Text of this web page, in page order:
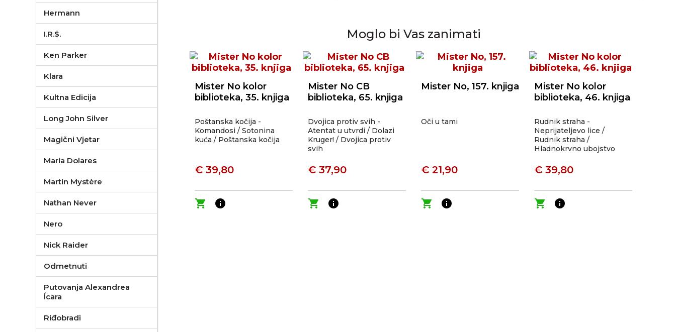
Hermann
I.R.$.
Ken Parker
Klara
Kultna Edicija
Long John Silver
Magični Vjetar
Maria Dolares
Martin Mystère
Nathan Never
Nero
Nick Raider
Odmetnuti
Putovanja Alexandrea
Ícara
Riđobradi
Moglo bi Vas zanimati
Mister No kolor
biblioteka, 35. knjiga
Poštanska kočija -
Komandosi / Sotonina
kuća / Poštanska kočija
€ 39,80
shopping_cart info
Mister No CB
biblioteka, 65. knjiga
Dvojica protiv svih -
Atentat u utvrdi / Dolazi
Kruger! / Dvojica protiv
svih
€ 37,90
shopping_cart info
Mister No, 157. knjiga
Oči u tami
€ 21,90
shopping_cart info
Mister No kolor
biblioteka, 46. knjiga
Rudnik straha -
Neprijateljevo lice /
Rudnik straha /
Hladnokrvno ubojstvo
€ 39,80
shopping_cart info